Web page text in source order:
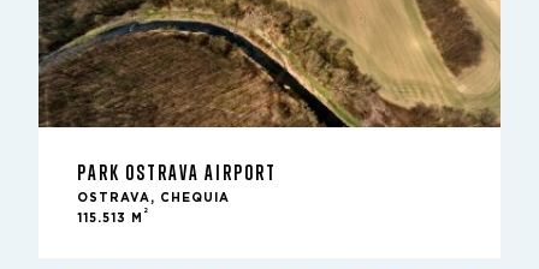
PARK OSTRAVA AIRPORT
OSTRAVA, CHEQUIA
115.513 M
2